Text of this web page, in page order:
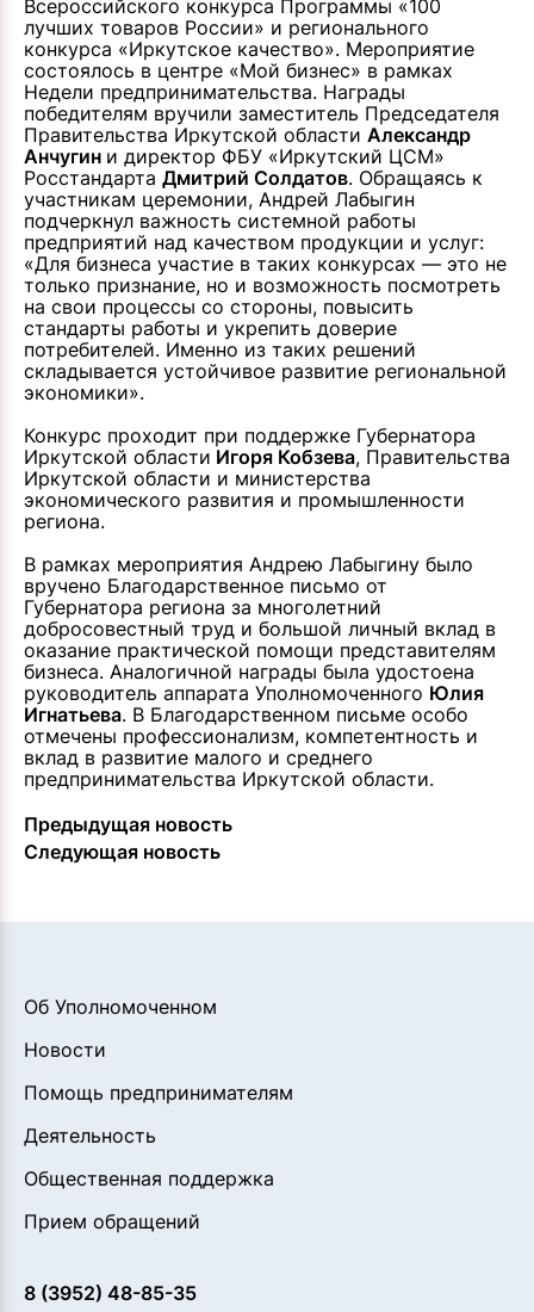
Всероссийского конкурса Программы «100
лучших товаров России» и регионального
конкурса «Иркутское качество». Мероприятие
состоялось в центре «Мой бизнес» в рамках
Недели предпринимательства. Награды
победителям вручили заместитель Председателя
Правительства Иркутской области Александр
Анчугин и директор ФБУ «Иркутский ЦСМ»
Росстандарта Дмитрий Солдатов. Обращаясь к
участникам церемонии, Андрей Лабыгин
подчеркнул важность системной работы
предприятий над качеством продукции и услуг:
«Для бизнеса участие в таких конкурсах — это не
только признание, но и возможность посмотреть
на свои процессы со стороны, повысить
стандарты работы и укрепить доверие
потребителей. Именно из таких решений
складывается устойчивое развитие региональной
экономики».
Конкурс проходит при поддержке Губернатора
Иркутской области Игоря Кобзева, Правительства
Иркутской области и министерства
экономического развития и промышленности
региона.
В рамках мероприятия Андрею Лабыгину было
вручено Благодарственное письмо от
Губернатора региона за многолетний
добросовестный труд и большой личный вклад в
оказание практической помощи представителям
бизнеса. Аналогичной награды была удостоена
руководитель аппарата Уполномоченного Юлия
Игнатьева. В Благодарственном письме особо
отмечены профессионализм, компетентность и
вклад в развитие малого и среднего
предпринимательства Иркутской области.
Предыдущая новость
Следующая новость
Об Уполномоченном
Новости
Помощь предпринимателям
Деятельность
Общественная поддержка
Прием обращений
8 (3952) 48-85-35